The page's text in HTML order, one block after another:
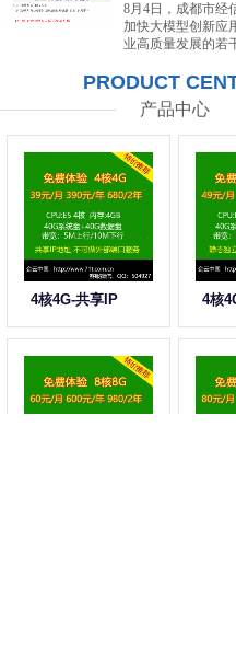
8月4日，成都市经
加快大模型创新应
业高质量发展的若
力等方面提出20条
PRODUCT
产品中心
4核4G-共享IP 4核